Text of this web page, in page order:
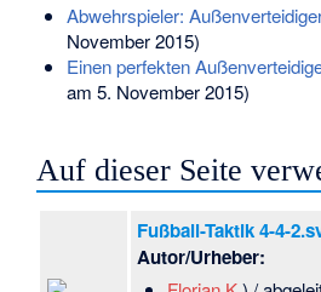
Abwehrspieler:
November 2015)
Einen perfekten
am 5. November 2015)
Auf dieser Seite
Fußball-Taktik 4-4-
Autor/Urheber: